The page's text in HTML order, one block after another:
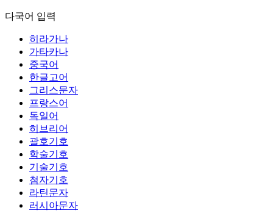
다국어 입력
히라가나
가타카나
중국어
한글고어
그리스문자
프랑스어
독일어
히브리어
괄호기호
학술기호
기술기호
첨자기호
라틴문자
러시아문자